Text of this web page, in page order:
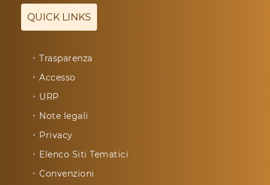
QUICK LINKS
Trasparenza
Accesso
URP
Note legali
Privacy
Elenco Siti Tematici
Convenzioni